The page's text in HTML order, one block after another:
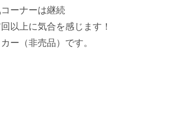
ーナーは継続
以上に気合を感じます！
ー（非売品）です。